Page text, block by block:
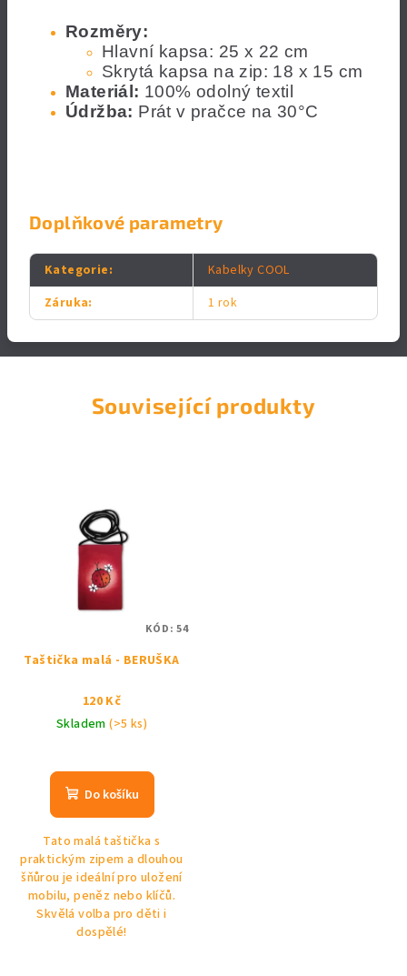
Rozměry:
Hlavní kapsa: 25 x 22 cm
Skrytá kapsa na zip: 18 x 15 cm
Materiál: 100% odolný textil
Údržba: Prát v pračce na 30°C
Doplňkové parametry
Kategorie:
Kabelky COOL
Záruka: 1 rok
Související produkty
Taštička malá - BERUŠKA
120 Kč
Skladem(>5 ks)
Do košíku
Tato malá taštička s
praktickým zipem a dlouhou
šňůrou je ideální pro uložení
mobilu, peněz nebo klíčů.
Skvělá volba pro děti i
dospělé!
KÓD:54